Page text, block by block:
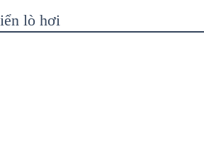
lò hơi